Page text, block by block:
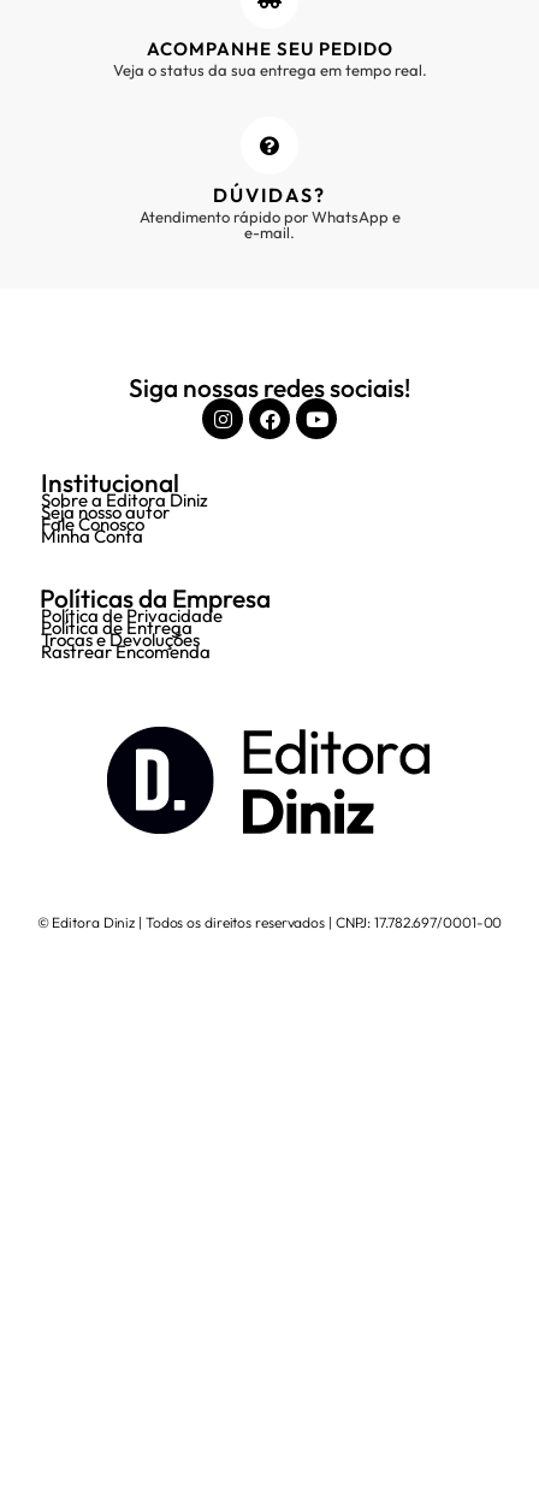
ACOMPANHE SEU PEDIDO
Veja o status da sua entrega em tempo real.
DÚVIDAS?
Atendimento rápido por WhatsApp e
e-mail.
Siga nossas redes sociais!
Institucional
Sobre a Editora Diniz
Seja nosso autor
Fale Conosco
Minha Conta
Políticas da Empresa
Política de Privacidade
Política de Entrega
Trocas e Devoluções
Rastrear Encomenda
© Editora Diniz | Todos os direitos reservados | CNPJ: 17.782.697/0001-00